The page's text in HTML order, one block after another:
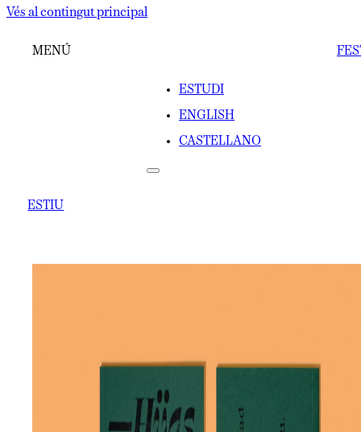
Vés al contingut principal
MENÚ
ESTUDI
ENGLISH
CASTELLANO
ESTIU